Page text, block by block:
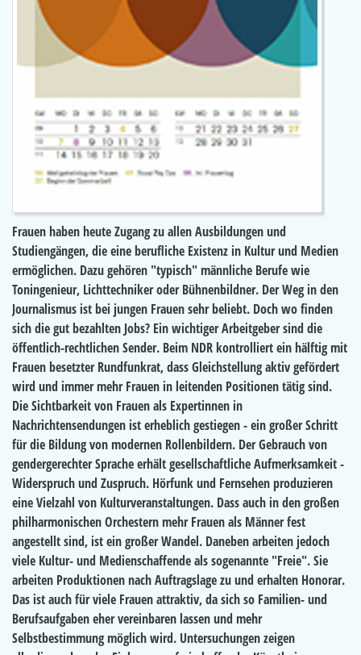
Frauen haben heute Zugang zu allen Ausbildungen und
Studiengängen, die eine berufliche Existenz in Kultur und Medien
ermöglichen. Dazu gehören "typisch" männliche Berufe wie
Toningenieur, Lichttechniker oder Bühnenbildner. Der Weg in den
Journalismus ist bei jungen Frauen sehr beliebt. Doch wo finden
sich die gut bezahlten Jobs? Ein wichtiger Arbeitgeber sind die
öffentlich-rechtlichen Sender. Beim NDR kontrolliert ein hälftig mit
Frauen besetzter Rundfunkrat, dass Gleichstellung aktiv gefördert
wird und immer mehr Frauen in leitenden Positionen tätig sind.
Die Sichtbarkeit von Frauen als Expertinnen in
Nachrichtensendungen ist erheblich gestiegen - ein großer Schritt
für die Bildung von modernen Rollenbildern. Der Gebrauch von
gendergerechter Sprache erhält gesellschaftliche Aufmerksamkeit -
Widerspruch und Zuspruch. Hörfunk und Fernsehen produzieren
eine Vielzahl von Kulturveranstaltungen. Dass auch in den großen
philharmonischen Orchestern mehr Frauen als Männer fest
angestellt sind, ist ein großer Wandel. Daneben arbeiten jedoch
viele Kultur- und Medienschaffende als sogenannte "Freie". Sie
arbeiten Produktionen nach Auftragslage zu und erhalten Honorar.
Das ist auch für viele Frauen attraktiv, da sich so Familien- und
Berufsaufgaben eher vereinbaren lassen und mehr
Selbstbestimmung möglich wird. Untersuchungen zeigen